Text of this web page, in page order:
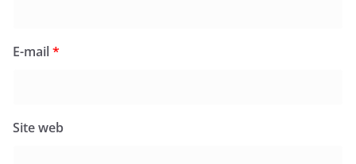
E-mail*
Site web